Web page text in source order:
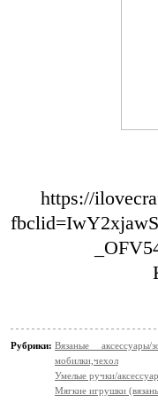
https://
Рубрики: Вязаные
мобилки,чехол
Умелые ручки/
Мягкие игрушки